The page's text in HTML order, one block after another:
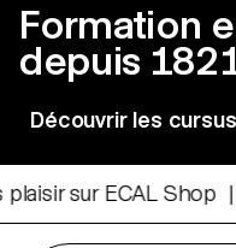
Formation
depuis
Découvrir les cursus
sur ECAL Shop